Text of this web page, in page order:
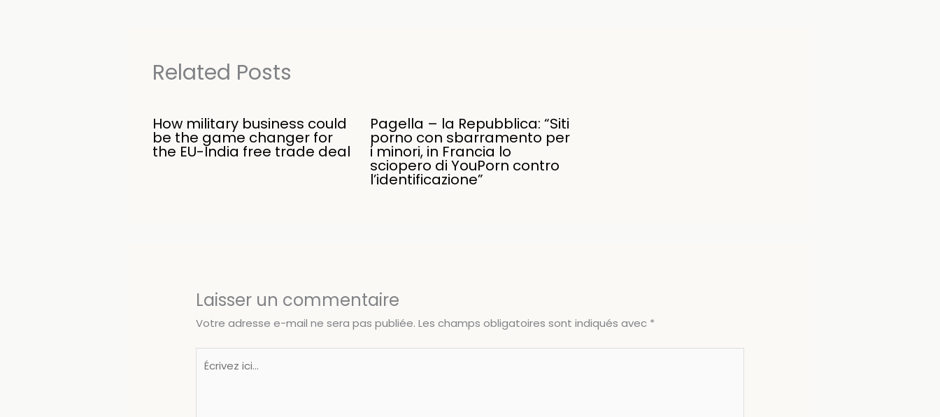
Related Posts
How military business could
be the game changer for
the EU-India free trade deal
Pagella – la Repubblica: “Siti
porno con sbarramento per
i minori, in Francia lo
sciopero di YouPorn contro
l’identificazione”
Laisser un commentaire
Votre adresse e-mail ne sera pas publiée. Les champs obligatoires sont indiqués avec *